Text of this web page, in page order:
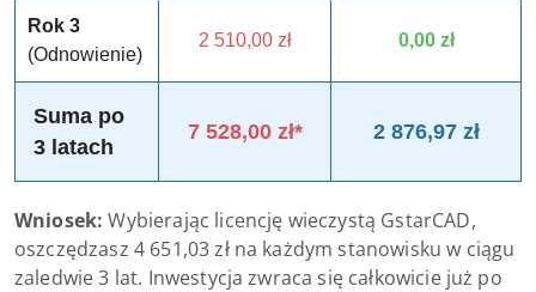
Rok 3
(Odnowienie)
2 510,00 zł 0,00 zł
Suma po
3 latach
7 528,00 zł* 2 876,97 zł
Wniosek:Wybierając licencję wieczystą GstarCAD,
oszczędzasz 4 651,03 zł na każdym stanowisku w ciągu
zaledwie 3 lat. Inwestycja zwraca się całkowicie już po